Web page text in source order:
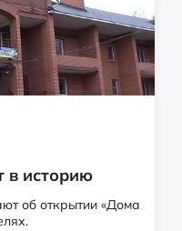
в историю
об открытии «Дома